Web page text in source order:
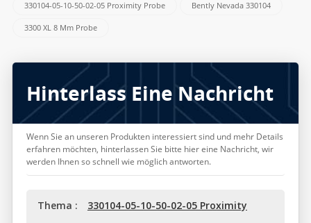
330104-05-10-50-02-05 Proximity Probe Bently Nevada 330104
3300 XL 8 Mm Probe
Hinterlass Eine Nachricht
Wenn Sie an unseren Produkten interessiert sind und mehr Details
erfahren möchten, hinterlassen Sie bitte hier eine Nachricht, wir
werden Ihnen so schnell wie möglich antworten.
Thema : 330104-05-10-50-02-05 Proximity